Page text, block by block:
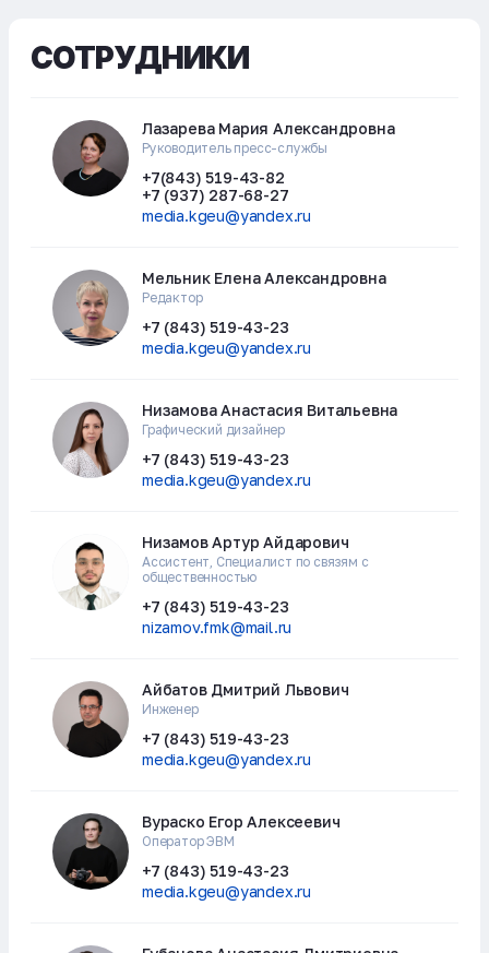
СОТРУДНИКИ
Лазарева Мария Александровна
Руководитель пресс-службы
+7(843) 519-43-82
+7 (937) 287-68-27
media.kgeu@yandex.ru
Мельник Елена Александровна
Редактор
+7 (843) 519-43-23
media.kgeu@yandex.ru
Низамова Анастасия Витальевна
Графический дизайнер
+7 (843) 519-43-23
media.kgeu@yandex.ru
Низамов Артур Айдарович
Ассистент, Специалист по связям с
общественностью
+7 (843) 519-43-23
nizamov.fmk@mail.ru
Айбатов Дмитрий Львович
Инженер
+7 (843) 519-43-23
media.kgeu@yandex.ru
Вураско Егор Алексеевич
Оператор ЭВМ
+7 (843) 519-43-23
media.kgeu@yandex.ru